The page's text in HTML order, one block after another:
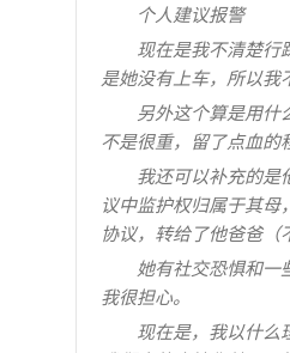
个人建议报警
现在是我不清楚行
是她没有上车，所以我
另外这个算是用什
不是很重，留了点血的
我还可以补充的是
议中监护权归属于其
协议，转给了他爸爸（
她有社交恐惧和一
我很担心。
现在是，我以什么